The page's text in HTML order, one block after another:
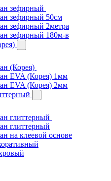
зефирный
зефирный 50см
зефирный 2метра
зефирный 180м-в
(Корея)
EVA (Корея) 1мм
EVA (Корея) 2мм
глиттерный
глиттерный
на клеевой основе